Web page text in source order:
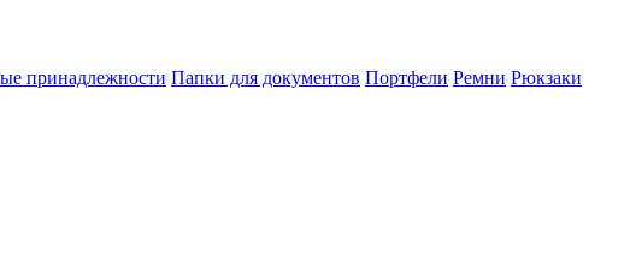
принадлежности Папки для документов Портфели Ремни Рюкзаки